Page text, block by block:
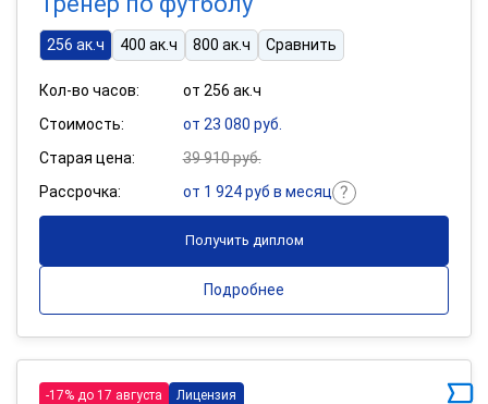
256 ак.ч 400 ак.ч 800 ак.ч Сравнить
Кол-во часов:
от 256 ак.ч
Стоимость:
от 23 080 руб.
Старая цена:
39 910 руб.
Рассрочка:
от 1 924 руб в месяц
Получить диплом
Подробнее
-17% до 17 августа Лицензия